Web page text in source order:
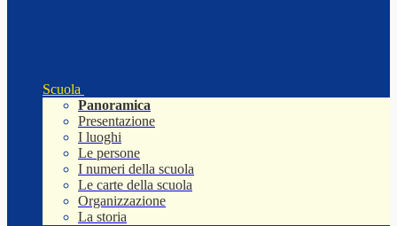
Scuola
Panoramica
Presentazione
I luoghi
Le persone
I numeri della scuola
Le carte della scuola
Organizzazione
La storia